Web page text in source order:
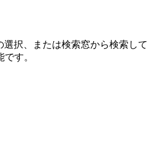
選択、または検索窓から検索して
す。